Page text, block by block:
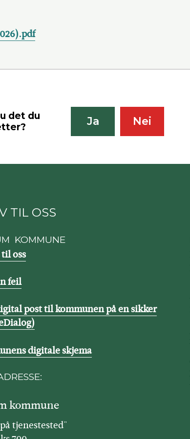
det du
Ja Nei
TIL OSS
KOMMUNE
oss
feil
post til kommunen på en sikker
digitale skjema
kommune
tjenestested"